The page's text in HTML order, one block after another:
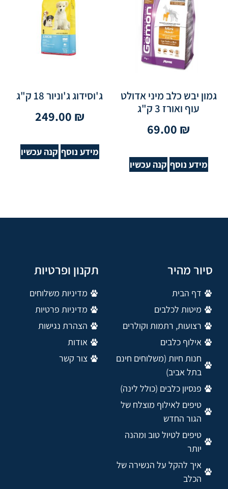
גמון יבש כלב מיני אדולט
עוף ואורז 3 ק"ג
69.00 ₪
מידע נוסף קנה עכשיו
ג'וסידוג ג'וניור 18 ק"ג
249.00 ₪
מידע נוסף קנה עכשיו
סיור מהיר
דף הבית
מיטות לכלבים
רצועות, רתמות וקולרים
אילוף כלבים
חנות חיות (משלוחים חינם
בתל אביב)
פנסיון כלבים (כולל לינה)
טיפים לאילוף מוצלח של
הגור החדש
טיפים לטיול טוב ומהנה
יותר
איך להקל על הנשירה של
הכלב
תקנון ופרטיות
מדיניות משלוחים
מדיניות פרטיות
הצהרת נגישות
אודות
צור קשר